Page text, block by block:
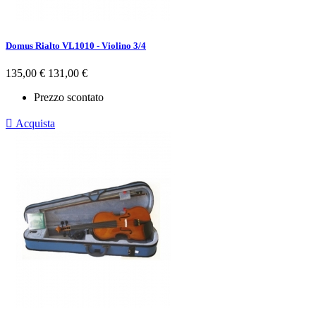
Domus Rialto VL1010 - Violino 3/4
Prezzo
135,00 € Prezzo
131,00 €
Prezzo scontato
 Acquista